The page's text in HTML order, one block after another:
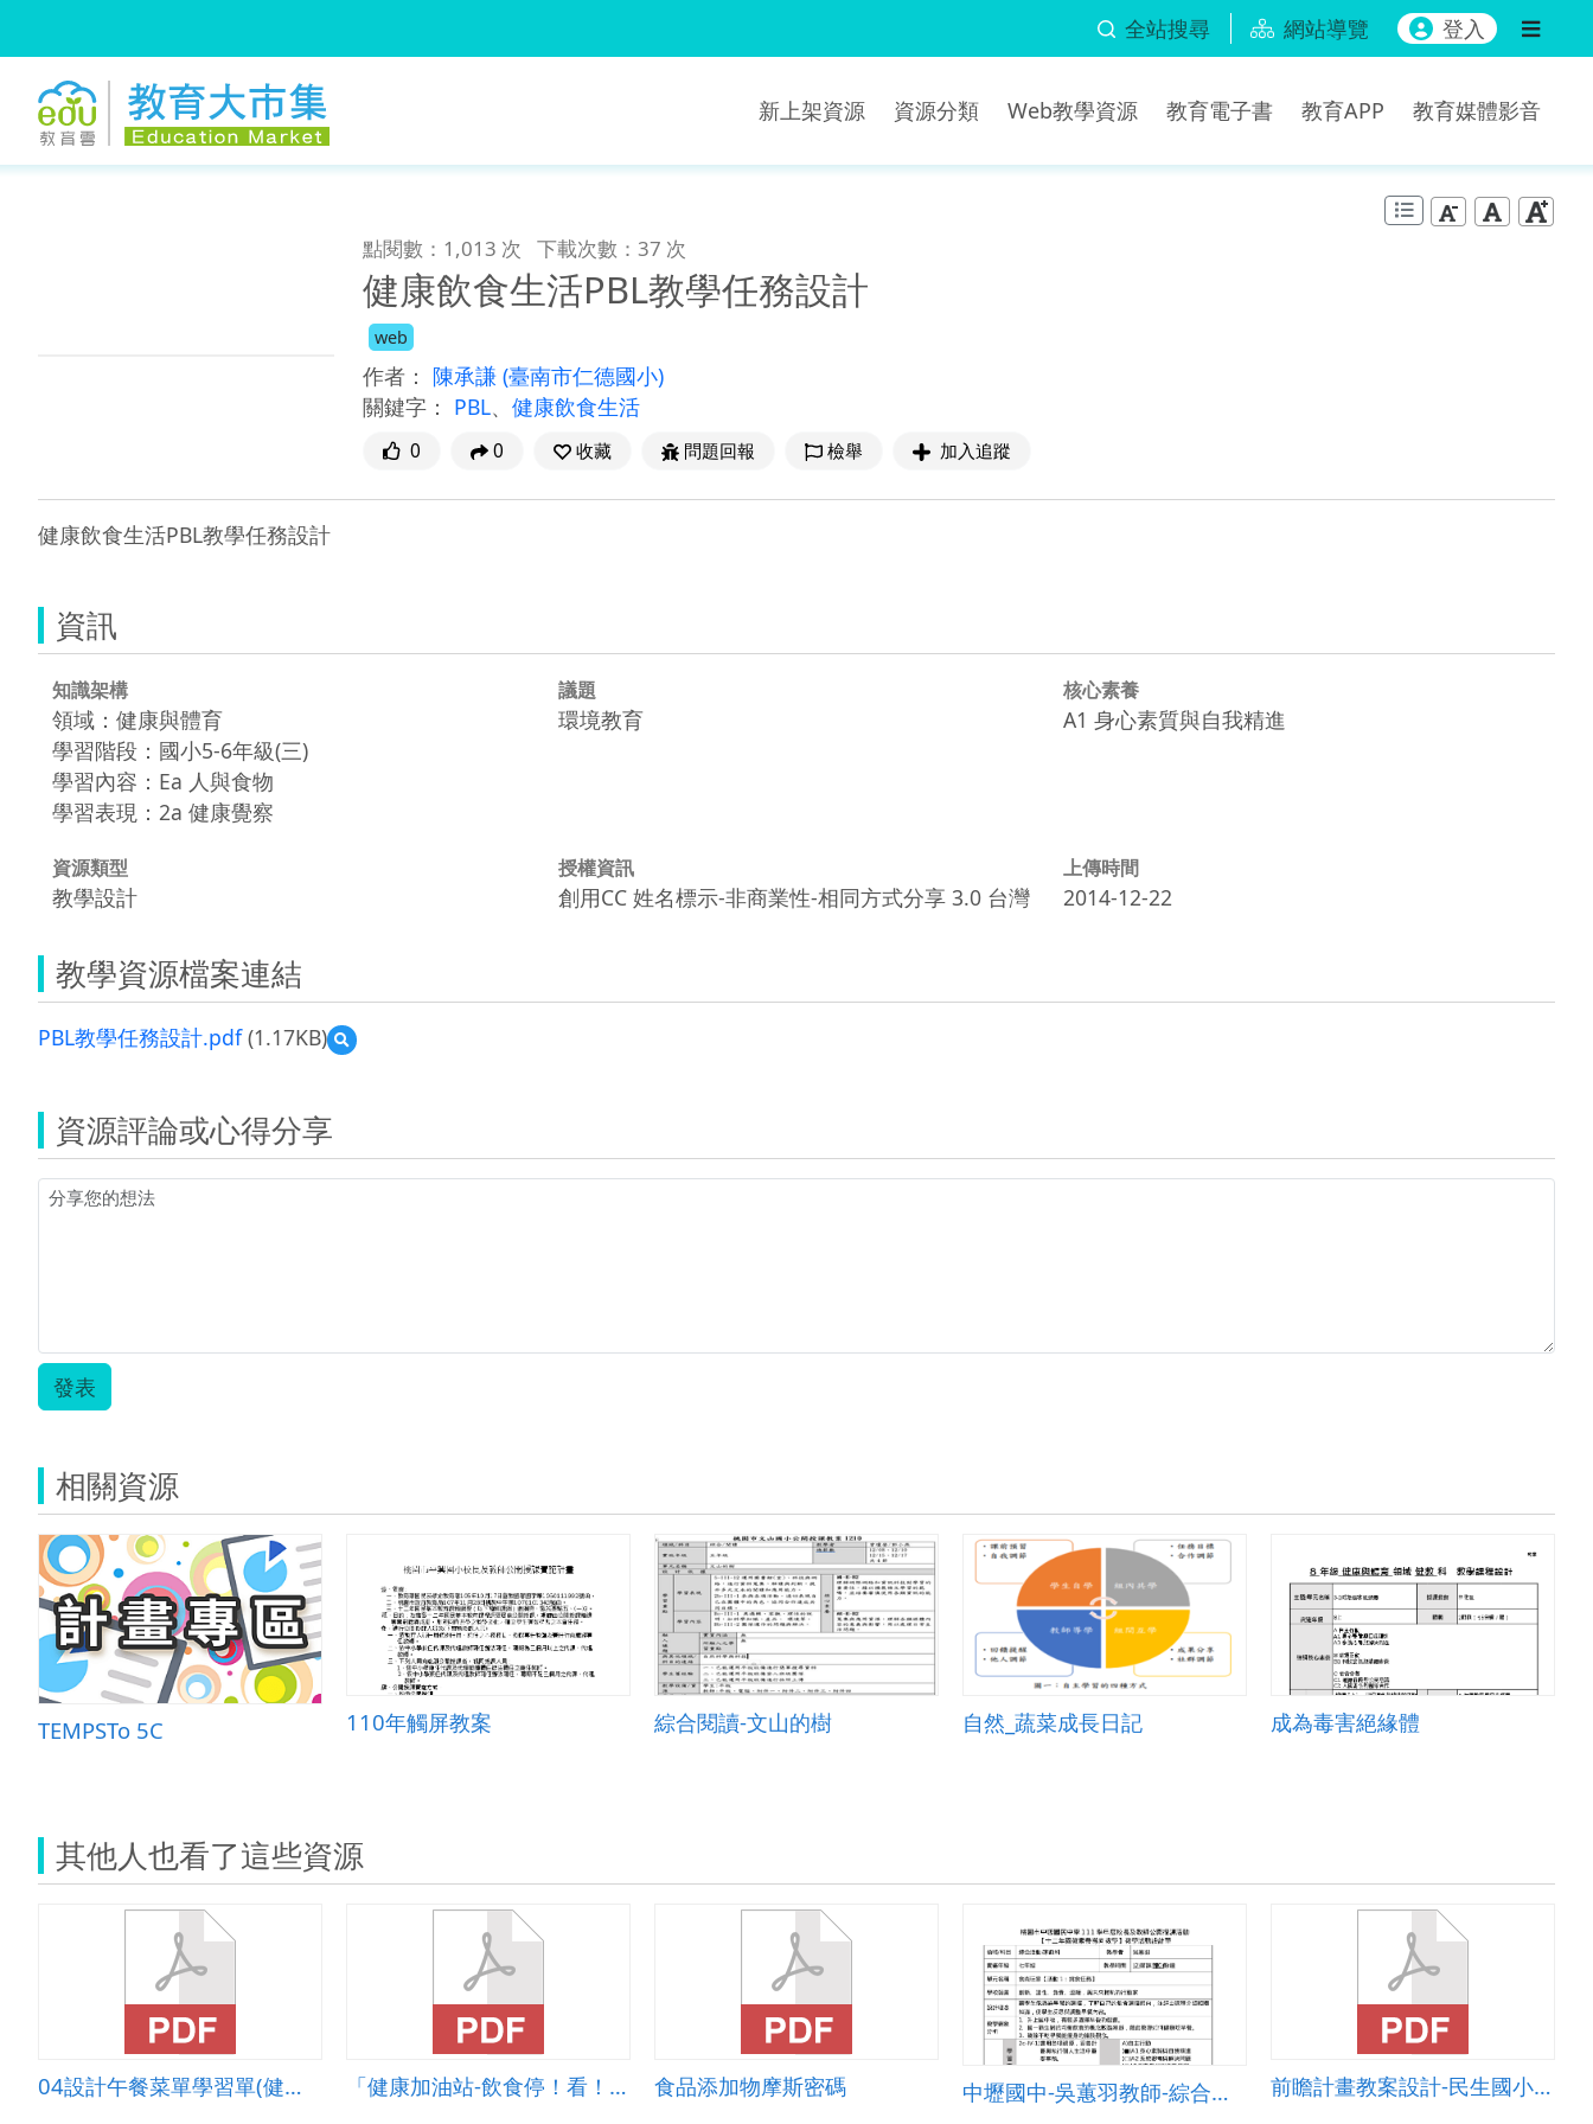
全站搜尋 網站導覽 登入
新上架資源 資源分類 Web教學資源 教育電子書 教育APP 教育媒體影音
點閱數：1,013 次 下載次數：37 次
健康飲食生活PBL教學任務設計
web
作者： 陳承謙 (臺南市仁德國小)
關鍵字： PBL、 健康飲食生活
0 0 收藏 問題回報 檢舉 加入追蹤
健康飲食生活PBL教學任務設計
資訊
知識架構
領域：健康與體育
學習階段：國小5-6年級(三)
學習內容：Ea 人與食物
學習表現：2a 健康覺察
議題
環境教育
核心素養
A1 身心素質與自我精進
資源類型
教學設計
授權資訊
創用CC 姓名標示-非商業性-相同方式分享 3.0 台灣
上傳時間
2014-12-22
教學資源檔案連結
PBL教學任務設計.pdf(1.17KB)
預
覽
務
資源評論或心得分享
發表
相關資源
TEMPSTo 5C 110年觸屏教案 綜合閱讀-文山的樹 自然_蔬菜成長日記 成為毒害絕緣體
其他人也看了這些資源
04設計午餐菜單學習單(健康飲食生活) 「健康加油站-飲食停！看！聽！」教學單元計劃 食品添加物摩斯密碼 中壢國中-吳蕙羽教師-綜合活動/家政科7年級《食尚玩家【活動1：挑食任務】》教學活動設計單 前瞻計畫教案設計-民生國小陳富傑老師&mdash;進階(創新)教學&mdash;Computational Thinking＆ Coding - scratch初階課程